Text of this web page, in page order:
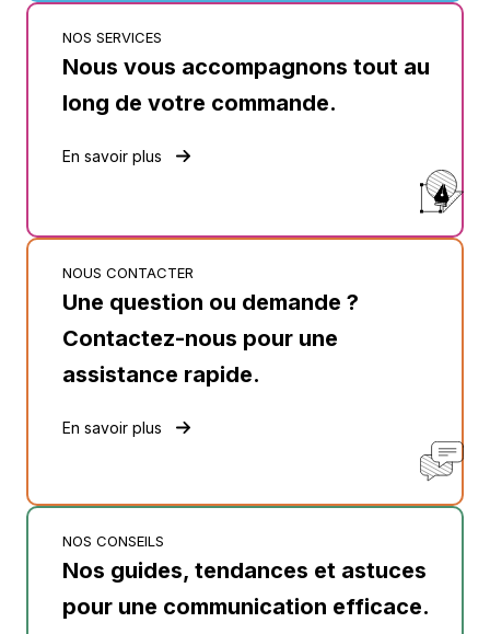
NOS SERVICES
Nous vous accompagnons tout au
long de votre commande.
En savoir plus
NOUS CONTACTER
Une question ou demande ?
Contactez-nous pour une
assistance rapide.
En savoir plus
NOS CONSEILS
Nos guides, tendances et astuces
pour une communication efficace.